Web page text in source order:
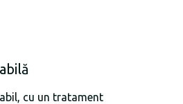
cu un tratament